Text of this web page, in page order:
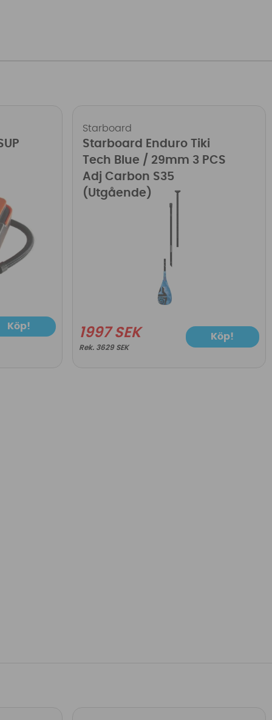
Köp!
Starboard
Starboard Enduro Tiki
Tech Blue / 29mm 3 PCS
Adj Carbon S35
(Utgående)
1997 SEK
3629 SEK
Köp!